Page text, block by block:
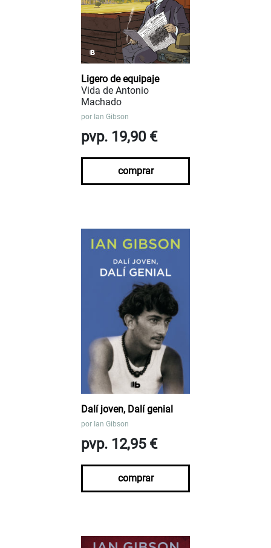
Ligero de equipaje
Vida de Antonio
Machado
por Ian Gibson
pvp. 19,90 €
comprar
Dalí joven, Dalí genial
por Ian Gibson
pvp. 12,95 €
comprar